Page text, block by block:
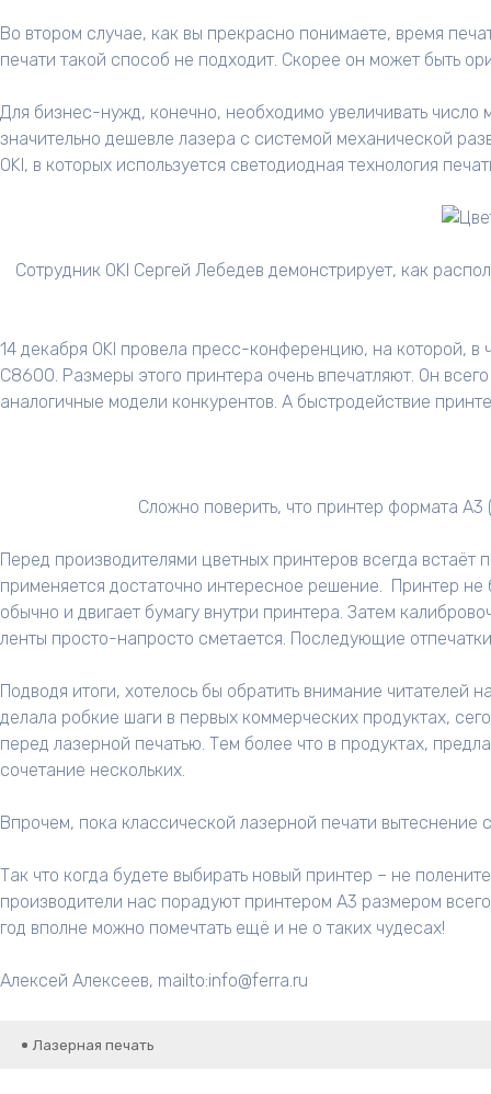
Во втором случае, как вы прекрасно понимаете, время
печати такой способ не подходит. Скорее он может быть
Для бизнес-нужд, конечно, необходимо увеличивать
значительно дешевле лазера с системой механической
OKI, в которых используется светодиодная технология
Сотрудник OKI Сергей Лебедев демонстрирует, как
14 декабря OKI провела пресс-конференцию, на которой,
C8600. Размеры этого принтера очень впечатляют. Он
аналогичные модели конкурентов. А быстродействие
Сложно поверить, что принтер формата
Перед производителями цветных принтеров всегда
применяется достаточно интересное решение. Принтер не
обычно и двигает бумагу внутри принтера. Затем
ленты просто-напросто сметается. Последующие
Подводя итоги, хотелось бы обратить внимание читателей
делала робкие шаги в первых коммерческих продуктах,
перед лазерной печатью. Тем более что в продуктах,
сочетание нескольких.
Впрочем, пока классической лазерной печати вытеснение
Так что когда будете выбирать новый принтер – не
производители нас порадуют принтером А3 размером
год вполне можно помечтать ещё и не о таких чудесах!
Алексей Алексеев, mailto:info@ferra.ru
Лазерная печать